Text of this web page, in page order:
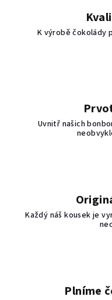
K výrobě čokolády
Uvnitř našich
Každý náš kousek je
Plníme